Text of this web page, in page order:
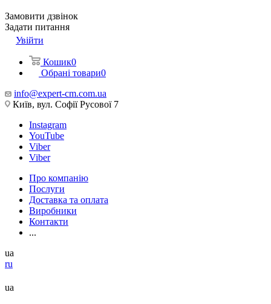
Замовити дзвінок
Задати питання
Увійти
Кошик0
Обрані товари0
info@expert-cm.com.ua
Київ, вул. Софії Русової 7
Instagram
YouTube
Viber
Viber
Про компанію
Послуги
Доставка та оплата
Виробники
Контакти
...
ua
ru
ua